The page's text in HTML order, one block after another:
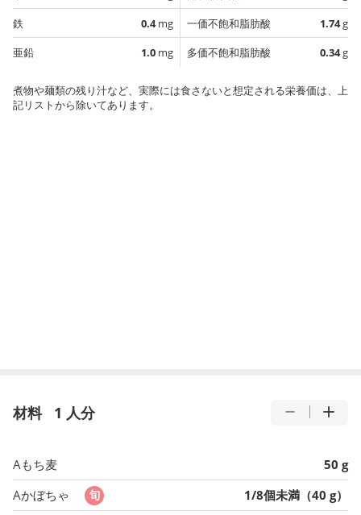
鉄
0.4mg
亜鉛
1.0 mg
一価不飽和脂肪酸
1.74g
多価不飽和脂肪酸
0.34g
煮物や麺類の残り汁など、実際には食さないと想定される栄養価は、上
記リストから除いてあります。
材料 1 人分
Aもち麦
50 g
Aかぼちゃ
1/8個未満（40 g）